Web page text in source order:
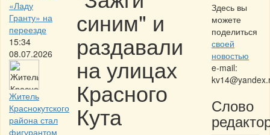
«Ладу
Гранту» на
переезде
15:34
08.07.2026
Житель
Краснокутского
района стал
фигурантом
синим" и
раздавали
на улицах
Красного
Кута
Здесь вы
можете
поделиться
своей
новостью
e-mail:
Слово